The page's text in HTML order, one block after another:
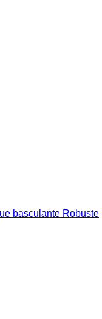
basculante Robuste